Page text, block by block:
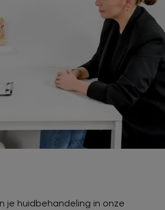
je huidbehandeling in onze